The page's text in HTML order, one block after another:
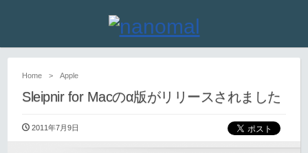
Home > Apple
Sleipnir for Macのα版がリリースされました
2011年7月9日